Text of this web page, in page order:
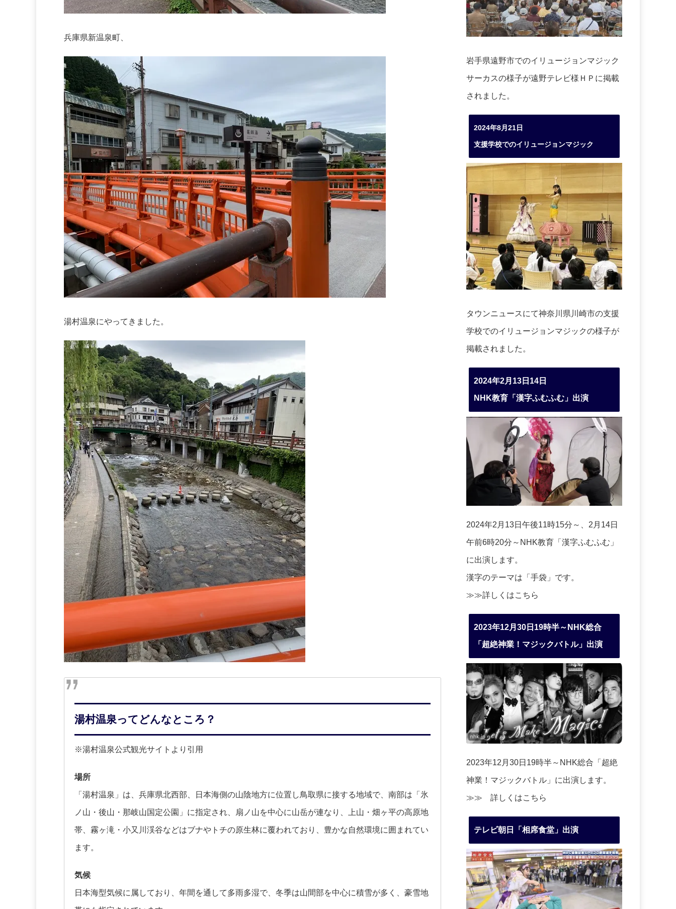
兵庫県新温泉町、
湯村温泉にやってきました。
湯村温泉ってどんなところ？
※湯村温泉公式観光サイトより引用
場所
「湯村温泉」は、兵庫県北西部、日本海側の山陰地方に位置し鳥取県に接する地域で、南部は「氷
ノ山・後山・那岐山国定公園」に指定され、扇ノ山を中心に山岳が連なり、上山・畑ヶ平の高原地
帯、霧ヶ滝・小又川渓谷などはブナやトチの原生林に覆われており、豊かな自然環境に囲まれてい
ます。
気候
日本海型気候に属しており、年間を通して多雨多湿で、冬季は山間部を中心に積雪が多く、豪雪地
岩手県遠野市でのイリュージョンマジック
サーカスの様子が遠野テレビ様ＨＰに掲載
されました。
2024年8月21日
支援学校でのイリュージョンマジック
タウンニュースにて神奈川県川崎市の支援
学校でのイリュージョンマジックの様子が
掲載されました。
2024年2月13日14日
NHK教育「漢字ふむふむ」出演
2024年2月13日午後11時15分～、2月14日
午前6時20分～NHK教育「漢字ふむふむ」
に出演します。
漢字のテーマは「手袋」です。
≫≫詳しくはこちら
2023年12月30日19時半～NHK総合
「超絶神業！マジックバトル」出演
2023年12月30日19時半～NHK総合「超絶
神業！マジックバトル」に出演します。
≫≫ 詳しくはこちら
テレビ朝日「相席食堂」出演